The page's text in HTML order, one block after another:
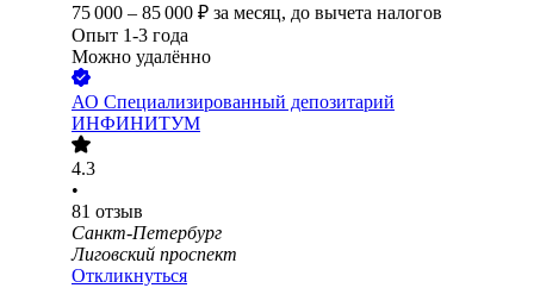
75 000 – 85 000 ₽ за месяц, до вычета налогов
Опыт 1-3 года
Можно удалённо
АО Специализированный депозитарий
ИНФИНИТУМ
4.3
•
81 отзыв
Санкт-Петербург
Лиговский проспект
Откликнуться